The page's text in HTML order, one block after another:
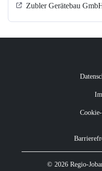
Zubler Gerätebau
© 2026 Regio-